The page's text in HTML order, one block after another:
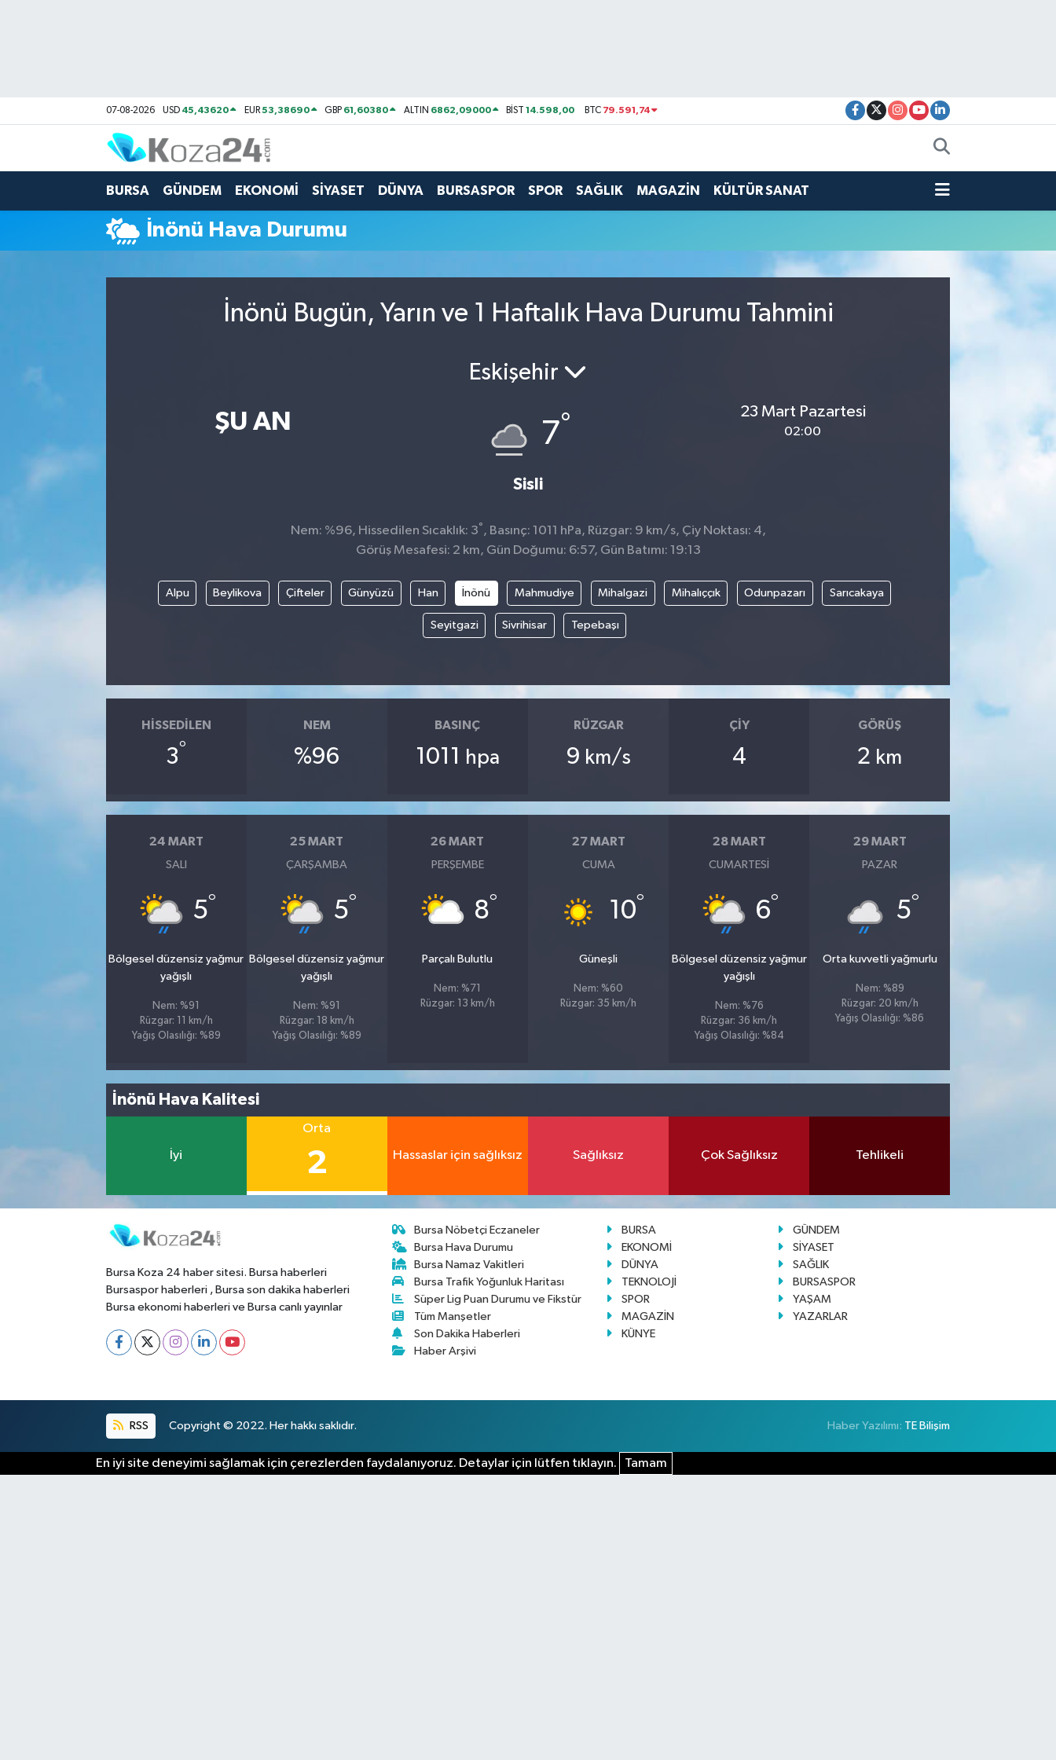
07-08-2026 USD 45,43620 EUR53,38690 GBP 61,60380 ALTIN 6862,09000 BİST14.598,00 BTC 79.591,74
BURSA GÜNDEM EKONOMİ SİYASET DÜNYA BURSASPOR SPOR SAĞLIK MAGAZİN KÜLTÜR SANAT
İnönü Hava Durumu
İnönü Bugün, Yarın ve 1 Haftalık Hava Durumu Tahmini
ŞU AN
Eskişehir
7°
Sisli
23 Mart Pazartesi
02:00
Nem: %96, Hissedilen Sıcaklık: 3° , Basınç: 1011 hPa, Rüzgar: 9 km/s, Çiy Noktası: 4,
Görüş Mesafesi: 2 km, Gün Doğumu: 6:57, Gün Batımı: 19:13
Alpu Beylikova Çifteler Günyüzü Han İnönü Mahmudiye Mihalgazi Mihalıççık Odunpazarı Sarıcakaya
Seyitgazi Sivrihisar Tepebaşı
HISSEDILEN
3°
NEM
%96
BASINÇ
1011 hpa
RÜZGAR
9 km/s
ÇIY
4
GÖRÜŞ
2 km
24 MART
SALI
5°
Bölgesel düzensiz yağmur
yağışlı
Nem: %91
Rüzgar: 11 km/h
Yağış Olasılığı: %89
25 MART
ÇARŞAMBA
5°
Bölgesel düzensiz yağmur
yağışlı
Nem: %91
Rüzgar: 18 km/h
Yağış Olasılığı: %89
26 MART
PERŞEMBE
8°
Parçalı Bulutlu
Nem: %71
Rüzgar: 13 km/h
27 MART
CUMA
10°
Güneşli
Nem: %60
Rüzgar: 35 km/h
28 MART
CUMARTESI
6°
Bölgesel düzensiz yağmur
yağışlı
Nem: %76
Rüzgar: 36 km/h
Yağış Olasılığı: %84
29 MART
PAZAR
5°
Orta kuvvetli yağmurlu
Nem: %89
Rüzgar: 20 km/h
Yağış Olasılığı: %86
İnönü Hava Kalitesi
İyi
Orta
2 Hassaslar için sağlıksız Sağlıksız Çok Sağlıksız Tehlikeli
Bursa Koza 24 haber sitesi. Bursa haberleri
Bursaspor haberleri , Bursa son dakika haberleri
Bursa ekonomi haberleri ve Bursa canlı yayınlar
Bursa Nöbetçi Eczaneler
Bursa Hava Durumu
Bursa Namaz Vakitleri
Bursa Trafik Yoğunluk Haritası
Süper Lig Puan Durumu ve Fikstür
Tüm Manşetler
Son Dakika Haberleri
Haber Arşivi
BURSA
GÜNDEM
EKONOMİ
SİYASET
DÜNYA
SAĞLIK
TEKNOLOJİ
BURSASPOR
SPOR
YAŞAM
MAGAZİN
YAZARLAR
KÜNYE
RSS Copyright © 2022. Her hakkı saklıdır. Haber Yazılımı: TE Bilişim
En iyi site deneyimi sağlamak için çerezlerden faydalanıyoruz. Detaylar için lütfen tıklayın. Tamam
Bursa Namaz Vakitleri
Bursa Trafik Yoğunluk Haritası
Süper Lig Puan Durumu ve Fikstür